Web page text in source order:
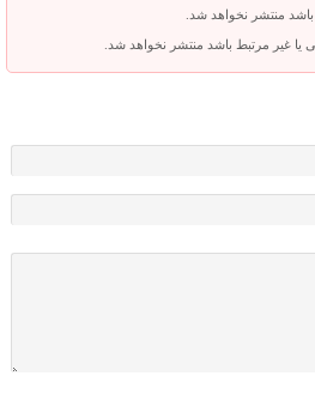
باشد منتشر نخواهد شد.
یا غیر مرتبط باشد منتشر نخواهد شد.